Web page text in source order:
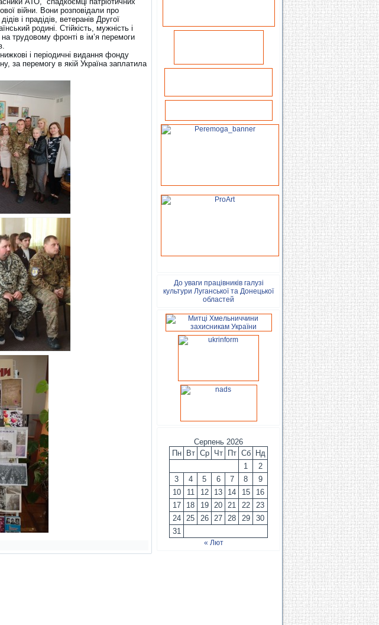
війни. Вони розповідали про
і прадідів, ветеранів Другої
родині. Стійкість, мужність і
трудовому фронті в ім’я перемоги
і періодичні видання фонду
за перемогу в якій Україна заплатила
До уваги працівників галузі
культури Луганської та Донецької
областей
Серпень 2026
Пн
Вт Ср Чт Пт Сб
Нд
1
2
3
4 5 6 7 8
9
10
11 12 13 14 15
16
17
18 19 20 21 22
23
24
25 26 27 28 29
30
31
« Лют